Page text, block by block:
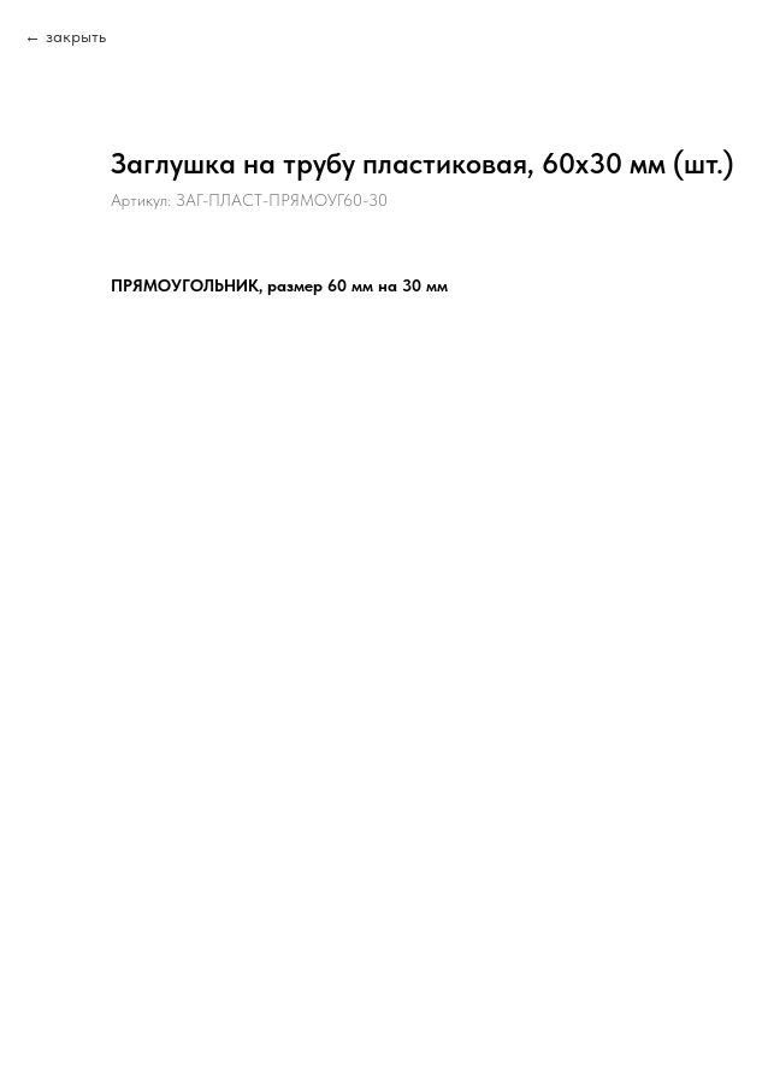
закрыть
Заглушка на трубу пластиковая, 60х30 мм (шт.)
Артикул: ЗАГ-ПЛАСТ-ПРЯМОУГ60-30
ПРЯМОУГОЛЬНИК, размер 60 мм на 30 мм